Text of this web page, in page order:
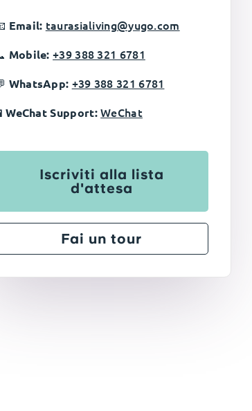
Email: taurasialiving@yugo.com
Mobile: +39 388 321 6781
WhatsApp: +39 388 321 6781
Support: WeChat
Iscriviti alla lista
d'attesa
Fai un tour